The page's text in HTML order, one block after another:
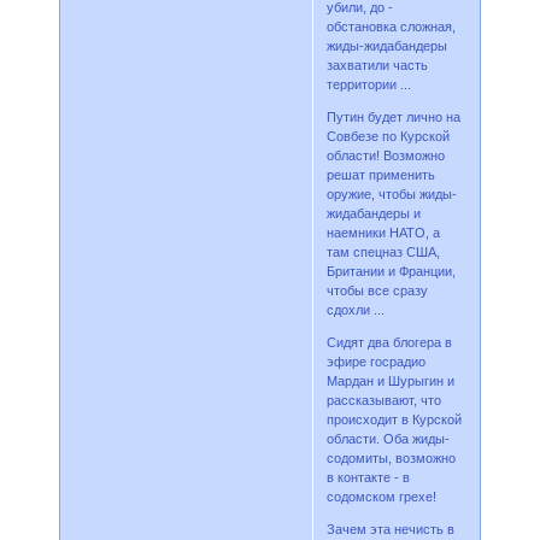
убили, до -
обстановка сложная,
жиды-жидабандеры
захватили часть
территории ...
Путин будет лично на
Совбезе по Курской
области! Возможно
решат применить
оружие, чтобы жиды-
жидабандеры и
наемники НАТО, а
там спецназ США,
Британии и Франции,
чтобы все сразу
сдохли ...
Сидят два блогера в
эфире госрадио
Мардан и Шурыгин и
рассказывают, что
происходит в Курской
области. Оба жиды-
содомиты, возможно
в контакте - в
содомском грехе!
Зачем эта нечисть в